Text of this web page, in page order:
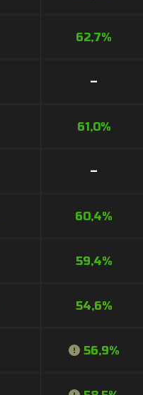
62,7%
–
61,0%
–
60,4%
59,4%
54,6%
56,9%